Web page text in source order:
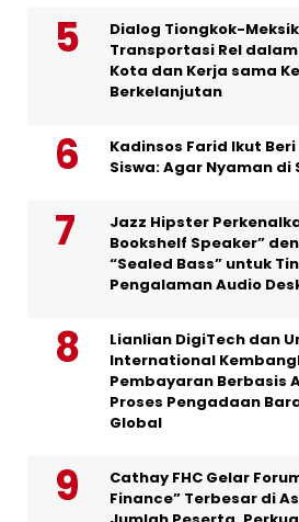
Dialog Tiongkok-
Transportasi Rel
Kota dan Kerja sama
Berkelanjutan
Kadinsos Farid Ikut
Siswa: Agar Nyaman di
Jazz Hipster
Bookshelf Speaker”
“Sealed Bass” untuk
Pengalaman Audio
Lianlian DigiTech dan
International
Pembayaran Berbasis
Proses Pengadaan
Global
Cathay FHC Gelar
Finance” Terbesar di